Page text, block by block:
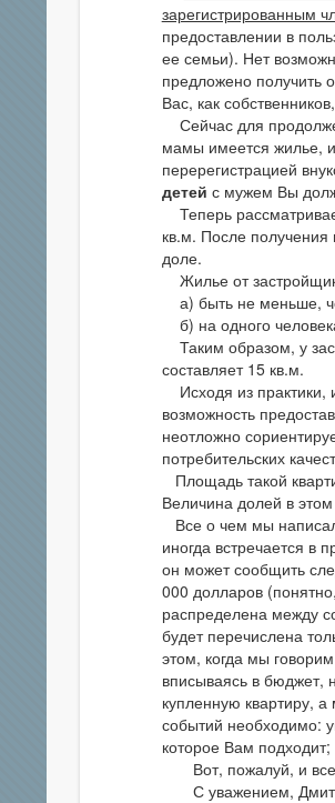
зарегистрированным
предоставлении в
ее семьи). Нет
предложено получить
Вас, как
Сейчас для
мамы имеется жилье,
перерегистрацией
детей с мужем Вы
Теперь
кв.м. После
доле.
Жилье от
а) быть не меньше,
б) на одного
Таким образом, у
составляет 15 кв.м.
Исходя из практики,
возможность
неотложно
потребительских
Площадь такой
Величина долей в
Все о чем мы
иногда встречается в
он может сообщить
000 долларов
распределена между
будет перечислена
этом, когда мы
вписываясь в бюджет,
купленную квартиру,
событий необходимо:
которое Вам
Вот, пожалуй, и
С уважением,